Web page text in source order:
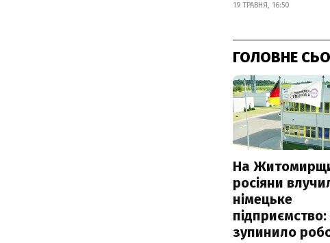
19 ТРАВНЯ, 16:50
ГОЛОВНЕ
На
росіяни
німецьке
зупинило